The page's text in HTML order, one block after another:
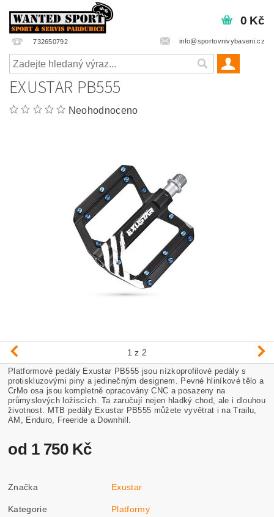
732650792 info@sportovnivybaveni.cz
0 Kč
EXUSTAR PB555
Neohodnoceno
1 z 2
Platformové pedály Exustar PB555 jsou nízkoprofilové pedálys
protiskluzovými piny a jedinečným designem. Pevné hliníkové tělo a
CrMo osa jsou kompletně opracovány CNC a posazeny na
průmyslových ložiscích. Ta zaručují nejen hladký chod, ale i dlouhou
životnost. MTB pedály Exustar PB555 můžete vyvětrat i na Trailu,
AM, Enduro, Freeride a Downhill.
od 1 750 Kč
Značka Exustar
Kategorie Platformy